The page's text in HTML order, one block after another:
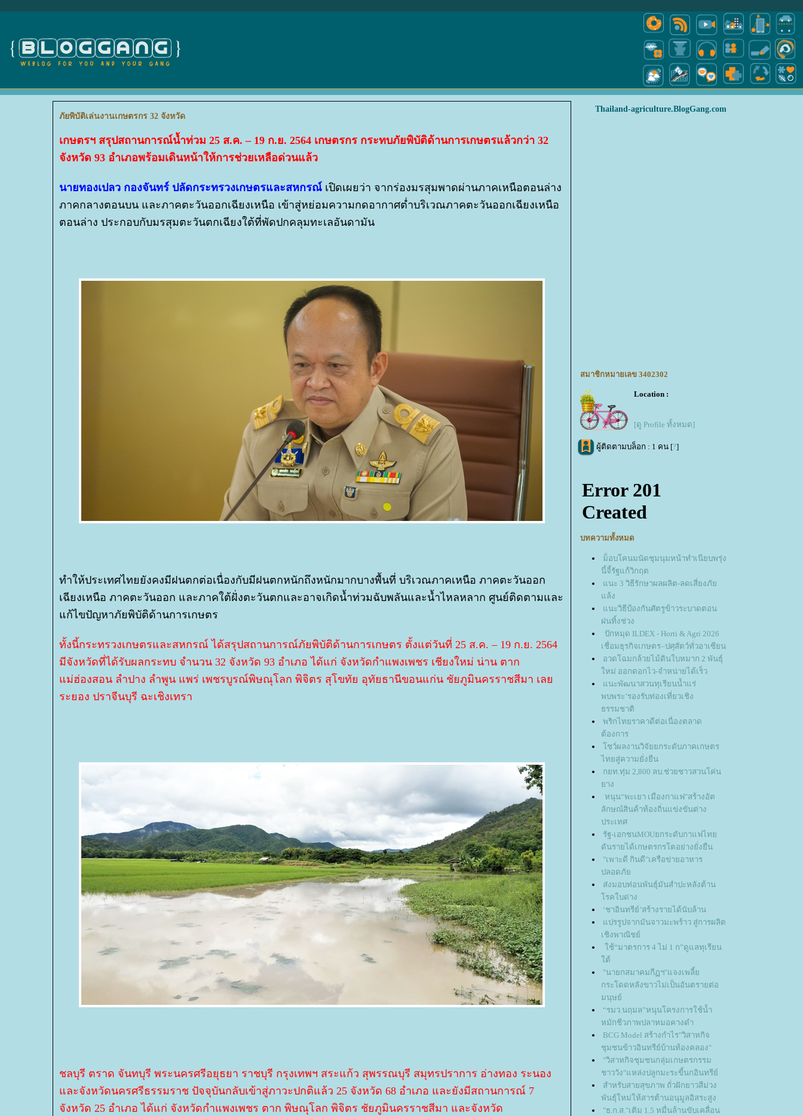
ภัยพิบัติเล่นงานเกษตรกร 32 จังหวัด
เกษตรฯ สรุปสถานการณ์น้ำท่วม 25 ส.ค. – 19 ก.ย. 2564 เกษตรกร กระทบภัยพิบัติด้านการเกษตรแล้วกว่า 32
จังหวัด 93 อำเภอพร้อมเดินหน้าให้การช่วยเหลือด่วนแล้ว
นายทองเปลว กองจันทร์ ปลัดกระทรวงเกษตรและสหกรณ์ เปิดเผยว่า จากร่องมรสุมพาดผ่านภาคเหนือตอนล่าง
ภาคกลางตอนบน และภาคตะวันออกเฉียงเหนือ เข้าสู่หย่อมความกดอากาศต่ำบริเวณภาคตะวันออกเฉียงเหนือ
ตอนล่าง ประกอบกับมรสุมตะวันตกเฉียงใต้ที่พัดปกคลุมทะเลอันดามัน
ทำให้ประเทศไทยยังคงมีฝนตกต่อเนื่องกับมีฝนตกหนักถึงหนักมากบางพื้นที่ บริเวณภาคเหนือ ภาคตะวันออก
เฉียงเหนือ ภาคตะวันออก และภาคใต้ฝั่งตะวันตกและอาจเกิดน้ำท่วมฉับพลันและน้ำไหลหลาก ศูนย์ติดตามและ
ก้ไขปัญหาภัยพิบัติด้านการเกษตร
ทั้งนี้กระทรวงเกษตรและสหกรณ์ ได้สรุปสถานการณ์ภัยพิบัติด้านการเกษตร ตั้งแต่วันที่ 25 ส.ค. – 19 ก.ย. 2564
มีจังหวัดที่ได้รับผลกระทบ จำนวน 32 จังหวัด 93 อำเภอ ได้แก่ จังหวัดกำแพงเพชร เชียงใหม่ น่าน ตาก
ม่ฮ่องสอน ลำปาง ลำพูน แพร่ เพชรบูรณ์พิษณุโลก พิจิตร สุโขทัย อุทัยธานีขอนแก่น ชัยภูมินครราชสีมา เล
ระยอง ปราจีนบุรี ฉะเชิงเทรา
ชลบุรี ตราด จันทบุรี พระนครศรีอยุธยา ราชบุรี กรุงเทพฯ สระแก้ว สุพรรณบุรี สมุทรปราการ อ่างทอง ระนอง
ละจังหวัดนครศรีธรรมราช ปัจจุบันกลับเข้าสู่ภาวะปกติแล้ว 25 จังหวัด 68 อำเภอ และยังมีสถานการณ์ 7
จังหวัด 25 อำเภอ ได้แก่ จังหวัดกำแพงเพชร ตาก พิษณุโลก พิจิตร ชัยภูมินครราชสีมา และจังหวัด
Thailand-agriculture.BlogGang.com
สมาชิกหมายเลข 3402302
Location :
[ดู Profile ทั้งหมด]
ผู้ติดตามบล็อก : 1 คน [?]
บทความทั้งหมด
ม็อบโคนมนัดชุมนุมหน้าทำเนียบพรุ่ง
นี้จี้รัฐแก้วิกฤต
นะ 3 วิธีรักษาผลผลิต-ลดเสี่ยงภั
ล้ง
นะวิธีป้องกันศัตรูข้าวระบาดตอน
ฝนทิ้งช่วง
ปักหมุด ILDEX - Horti & Agri 2026
เชื่อมธุรกิจเกษตร–ปศุสัตว์ทั่วอาเซียน
อวดโฉมกล้วยไม้ดินใบหมาก 2 พันธุ์
หม่ ออกดอกไว-จำหน่ายได้เร็ว
นะพัฒนาสวนทุเรียนน้ำแร่
พบพระ’รองรับท่องเที่ยวเชิง
ธรรมชาติ
พริกไทยราคาดีต่อเนื่องตลาด
ต้องการ
ชว์ผลงานวิจัยยกระดับภาคเกษตร
ไทยสู่ความยั่งยืน
กยท.ทุ่ม 2,800 ลบ.ช่วยชาวสวนโค่น
าง
หนุน“พะเยา เมืองกาแฟ"สร้างอัต
ลักษณ์สินค้าท้องถิ่นแข่งขันต่าง
ประเทศ
รัฐ-เอกชนMOUยกระดับกาแฟไท
ดันรายได้เกษตรกรโตอย่างยั่งยืน
"เพาะดี กินดี"เครือข่ายอาหาร
ปลอดภั
ส่งมอบท่อนพันธุ์มันสำปะหลังต้าน
รคใบด่าง
‘ชาอินทรีย์’สร้างรายได้นับล้าน
ปรรูปจากมันจาวมะพร้าว สู่การผลิต
เชิงพาณิชย์
ช้“มาตรการ 4 ไม่ 1 ก”ดูแลทุเรียน
ต้
"นายกสมาคมกีฏฯ"แจงเพลี้
กระโดดหลังขาวไม่เป็นอันตรายต่อ
มนุษย์
“รมว.นฤมล”หนุนโครงการใช้น้ำ
หมักชีวภาพปลาหมอคางดำ
BCG Model สร้างกำไร"วิสาหกิจ
ชุมชนข้าวอินทรีย์บ้านท้องคลอง"
​​​​​​​"วิสาหกิจชุมชนกลุ่มเกษตรกรรม
ชาววัง"แหล่งปลูกมะระขี้นกอินทรีย์
สำหรับสายสุขภาพ ถั่วฝักยาวสีม่วง
พันธุ์ใหม่ให้สารต้านอนุมูลอิสระสูง
"ธ.ก.ส."เติม 1.5 หมื่นล้านขับเคลื่อน